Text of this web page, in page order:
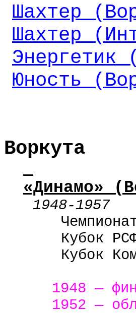
Шахтер
Шахтер
Энергетик
Юность
Воркута
«Динамо»
1948-1957
Кубок
Кубок
1948 —
1952 —